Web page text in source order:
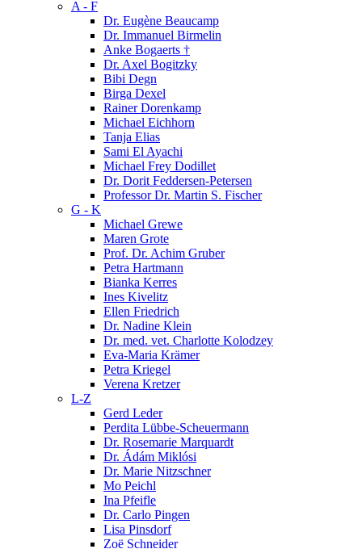
A - F
Dr. Eugène Beaucamp
Dr. Immanuel Birmelin
Anke Bogaerts †
Dr. Axel Bogitzky
Bibi Degn
Birga Dexel
Rainer Dorenkamp
Michael Eichhorn
Tanja Elias
Sami El Ayachi
Michael Frey Dodillet
Dr. Dorit Feddersen-Petersen
Professor Dr. Martin S. Fischer
G - K
Michael Grewe
Maren Grote
Prof. Dr. Achim Gruber
Petra Hartmann
Bianka Kerres
Ines Kivelitz
Ellen Friedrich
Dr. Nadine Klein
Dr. med. vet. Charlotte Kolodzey
Eva-Maria Krämer
Petra Kriegel
Verena Kretzer
L-Z
Gerd Leder
Perdita Lübbe-Scheuermann
Dr. Rosemarie Marquardt
Dr. Ádám Miklósi
Dr. Marie Nitzschner
Mo Peichl
Ina Pfeifle
Dr. Carlo Pingen
Lisa Pinsdorf
Zoë Schneider